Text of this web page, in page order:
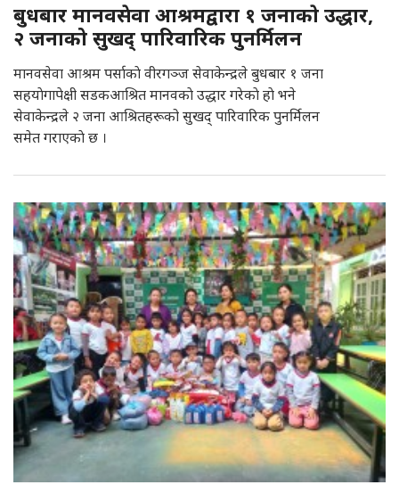
बुधबार मानवसेवा आश्रमद्वारा १ जनाकाे उद्धार,
२ जनाको सुखद् पारिवारिक पुनर्मिलन
मानवसेवा आश्रम पर्साकाे वीरगञ्ज सेवाकेन्द्रले बुधबार १ जना
सहयाेगापेक्षी सडकआश्रित मानवकाे उद्धार गरेकाे हाे भने
सेवाकेन्द्रले २ जना आश्रितहरूको सुखद् पारिवारिक पुनर्मिलन
समेत गराएकाे छ ।